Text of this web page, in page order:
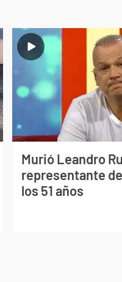
Murió Leandro
representante
los 51 años